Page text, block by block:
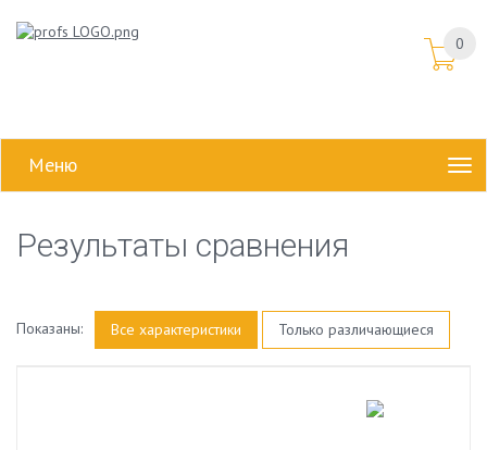
0
Меню
Результаты сравнения
Показаны: Все характеристики Только различающиеся